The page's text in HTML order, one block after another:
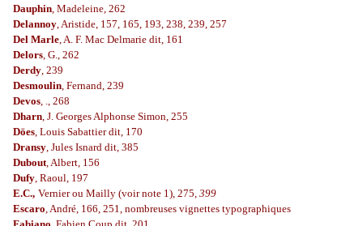
Dauphin, Madeleine, 262
Delannoy, Aristide, 157, 165, 193, 238, 239, 257
Del Marle, A. F. Mac Delmarie dit, 161
Delors, G., 262
Derdy, 239
Desmoulin, Fernand, 239
Devos, ., 268
Dharn, J. Georges Alphonse Simon, 255
Döes, Louis Sabattier dit, 170
Dransy, Jules Isnard dit, 385
Dubout, Albert, 156
Dufy, Raoul, 197
E.C., Vernier ou Mailly (voir note 1), 275, 399
Escaro, André, 166, 251, nombreuses vignettes typographiques